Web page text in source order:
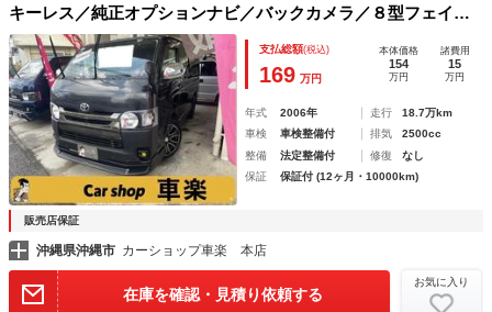
キーレス／純正オプションナビ／バックカメラ／８型フェイス
カスタム／社外アルミホイール
支払総額(税込)
169 万円
本体価格
154
万円
諸費用
15
万円
年式 2006年 走行
18.7万km
車検
車検整備付 排気
2500cc
整備
法定整備付 修復
なし
保証
保証付 (12ヶ月・10000km)
販売店保証
沖縄県沖縄市 カーショップ車楽 本店
在庫を確認・見積り依頼する
お気に入り